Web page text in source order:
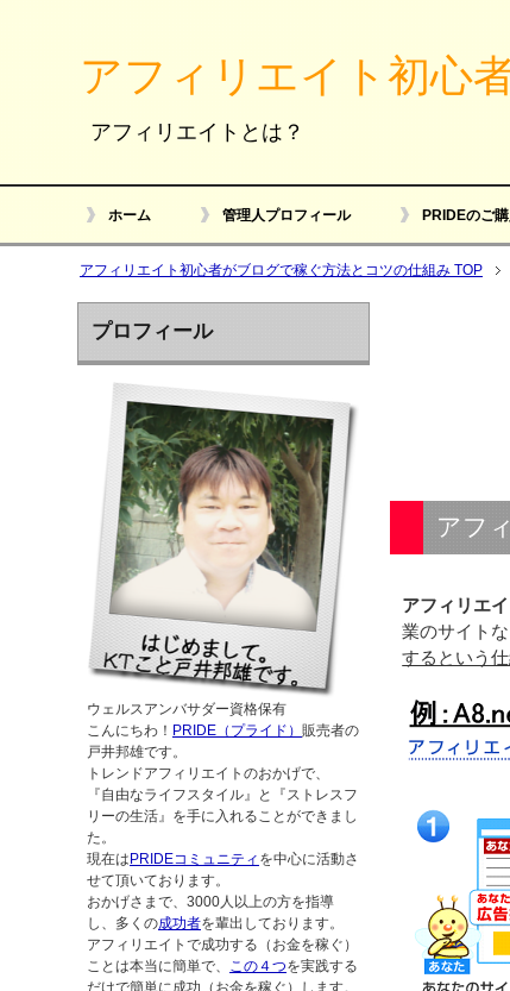
アフィリエイト初心
アフィリエイトとは？
ホーム 管理人プロフィール PRIDEのご
アフィリエイト初心者がブログで稼ぐ方法とコツの仕組み TOP
アフ
アフィリエ
業のサイト
するという
プロフィール
ウェルスアンバサダー資格保有
こんにちわ！ PRIDE（プライド） 販売者の
戸井邦雄です。
トレンドアフィリエイトのおかげで、
『自由なライフスタイル』と『ストレスフ
リーの生活』を手に入れることができまし
た。
現在はPRIDEコミュニティ を中心に活動さ
せて頂いております。
おかげさまで、3000人以上の方を指導
し、多くの成功者を輩出しております。
アフィリエイトで成功する（お金を稼ぐ）
ことは本当に簡単で、
この４つを実践する
だけで簡単に成功（お金を稼ぐ）します。